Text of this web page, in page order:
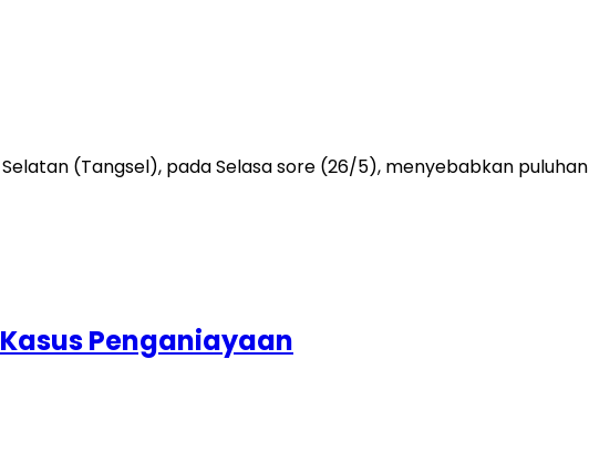
(Tangsel), pada Selasa sore (26/5), menyebabkan puluhan
Penganiayaan